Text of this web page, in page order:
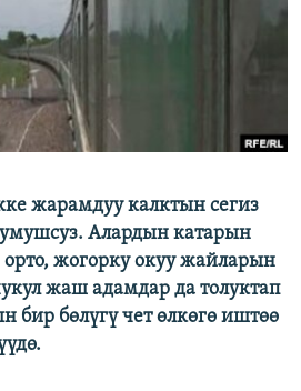
жарамдуу калктын сегиз
Алардын катарын
жогорку окуу жайларын
жаш адамдар да толуктап
бир бөлүгү чет өлкөгө иштөө